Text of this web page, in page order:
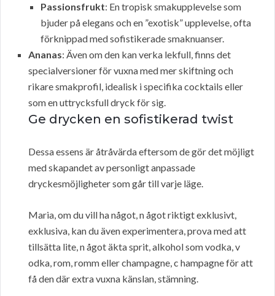
Passionsfrukt: En tropisk smakupplevelse som
bjuder på elegans och en ”exotisk” upplevelse, ofta
förknippad med sofistikerade smaknuanser.
Ananas: Även om den kan verka lekfull, finns det
specialversioner för vuxna med mer skiftning och
rikare smakprofil, idealisk i specifika cocktails eller
som en uttrycksfull dryck för sig.
Ge drycken en sofistikerad twist
Dessa essens är åtråvärda eftersom de gör det möjligt
med skapandet av personligt anpassade
dryckesmöjligheter som går till varje läge.
Maria, om du vill ha något, n ågot riktigt exklusivt,
exklusiva, kan du även experimentera, prova med att
tillsätta lite, n ågot äkta sprit, alkohol som vodka, v
odka, rom, romm eller champagne, c hampagne för att
få den där extra vuxna känslan, stämning.